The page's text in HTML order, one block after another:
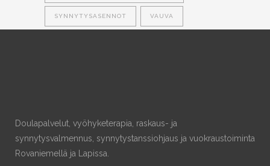
SYNNYTYSASENNOT VAUVA
Doulapalvelut, vyöhyketerapia, raskaus- ja
synnytysvalmennus, synnytystanssiohjaus ja vuokraustoiminta
Rovaniemellä ja Lapissa.